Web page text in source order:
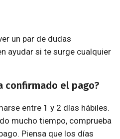
un par de dudas
ayudar si te surge cualquier
confirmado el pago?
entre 1 y 2 días hábiles.
mucho tiempo, comprueba
Piensa que los días